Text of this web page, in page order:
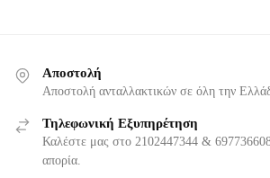
Αποστολή
Αποστολή ανταλλακτικών σε όλη την
Τηλεφωνική Εξυπηρέτηση
Καλέστε μας στο 2102447344 &
απορία.